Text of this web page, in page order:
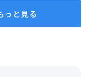
っと見る